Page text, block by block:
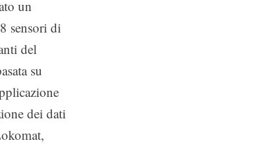
un
sensori di
del
su
dei dati